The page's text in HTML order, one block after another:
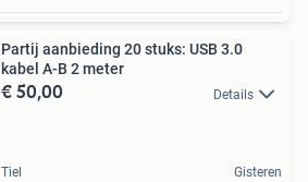
Partij aanbieding 20 stuks: USB 3.0
kabel A-B 2 meter
€ 50,00 Details
Tiel Gisteren